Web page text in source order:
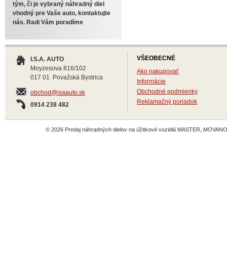
tým, či je vybraný náhradný diel
vhodný pre Vaše auto, kontaktujte
nás. Radi Vám poradíme
I.S.A. AUTO
Moyzesova 816/102
017 01 Považská Bystrica
obchod@isaauto.sk
0914 238 482
VŠEOBECNÉ
Ako nakupovať
Informácie
Obchodné podmienky
Reklamačný poriadok
© 2026 Predaj náhradných dielov na úžitkové vozidlá MASTER,